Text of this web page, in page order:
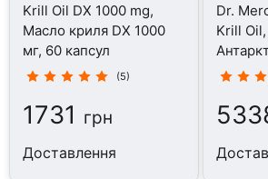
Krill Oil DX 1000 mg,
Масло криля DX 1000
мг, 60 капсул
(5)
1731 грн
Доставлення
Dr.
Krill Oil,
180